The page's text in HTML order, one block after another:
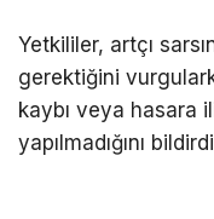
Yetkililer, artçı
gerektiğini
kaybı veya hasara
yapılmadığını